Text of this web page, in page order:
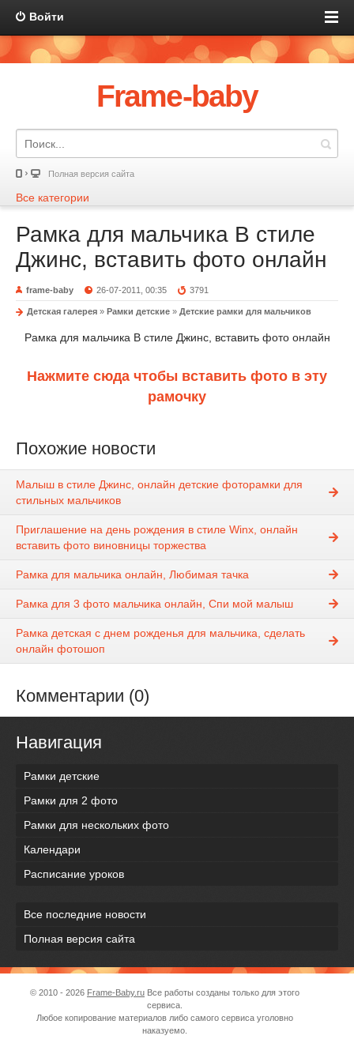
Войти
Frame-baby
Полная версия сайта
Все категории
Рамка для мальчика В стиле
Джинс, вставить фото онлайн
frame-baby 26-07-2011, 00:35 3791
Детская галерея » Рамки детские » Детские рамки для мальчиков
Рамка для мальчика В стиле Джинс, вставить фото онлайн
Нажмите сюда чтобы вставить фото в эту
рамочку
Похожие новости
Малыш в стиле Джинс, онлайн детские фоторамки для
стильных мальчиков
Приглашение на день рождения в стиле Winx, онлайн
вставить фото виновницы торжества
Рамка для мальчика онлайн, Любимая тачка
Рамка для 3 фото мальчика онлайн, Спи мой малыш
Рамка детская с днем рожденья для мальчика, сделать
онлайн фотошоп
Комментарии (0)
Навигация
Рамки детские
Рамки для 2 фото
Рамки для нескольких фото
Календари
Расписание уроков
Все последние новости
Полная версия сайта
© 2010 - 2026 Frame-Baby.ru Все работы созданы только для этого
сервиса.
Любое копирование материалов либо самого сервиса уголовно
наказуемо.